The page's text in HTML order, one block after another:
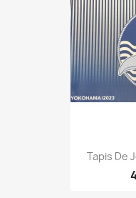
Tapis De